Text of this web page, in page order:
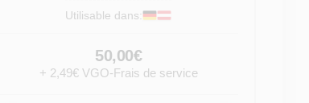
Utilisable dans:
50,00€
+ 2,49€ VGO-Frais de service